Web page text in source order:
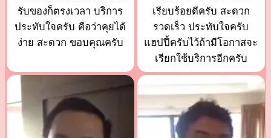
รับของก็ตรงเวลา บริการ
ประทับใจครับ คือว่าคุยได้
ง่าย สะดวก ขอบคุณครับ
เรียบร้อยดีครับ สะดวก
รวดเร็ว ประทับใจครับ
แฮปปี้ครับไว้ถ้ามีโอกาสจะ
เรียกใช้บริการอีกครับ